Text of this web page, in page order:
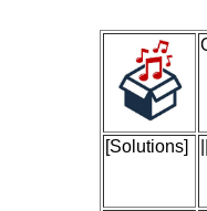
[Solutions]